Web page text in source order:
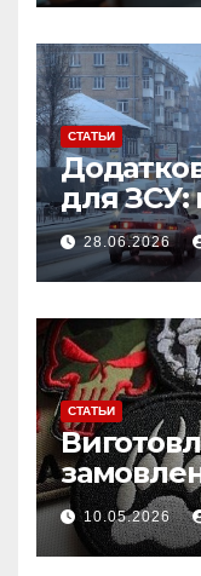
СТАТЬИ
для ЗСУ:
28.06.2026
СТАТЬИ
власний
10.05.2026